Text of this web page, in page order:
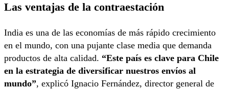
Las ventajas de la contraestación
India es una de las economías de más rápido crecimiento
en el mundo, con una pujante clase media que demanda
productos de alta calidad. “Este país es clave para Chile
en la estrategia de diversificar nuestros envíos al
mundo”, explicó Ignacio Fernández, director general de